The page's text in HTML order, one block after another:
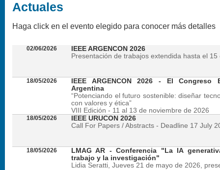
Actuales
Haga click en el evento elegido para conocer más detalles
02/06/2026
IEEE ARGENCON 2026
Presentación de trabajos extendida hasta el 15
18/05/2026
IEEE ARGENCON 2026 - El
Argentina
“Potenciando el futuro sostenible: diseñar
con valores y ética”
VIII Edición - 11 al 13 de noviembre de 2026
18/05/2026
IEEE URUCON 2026
Call For Papers / Abstracts - Deadline 17 July
18/05/2026
LMAG AR - Conferencia "La IA
trabajo y la investigación"
Lidia Seratti, Jueves 21 de mayo de 2026,